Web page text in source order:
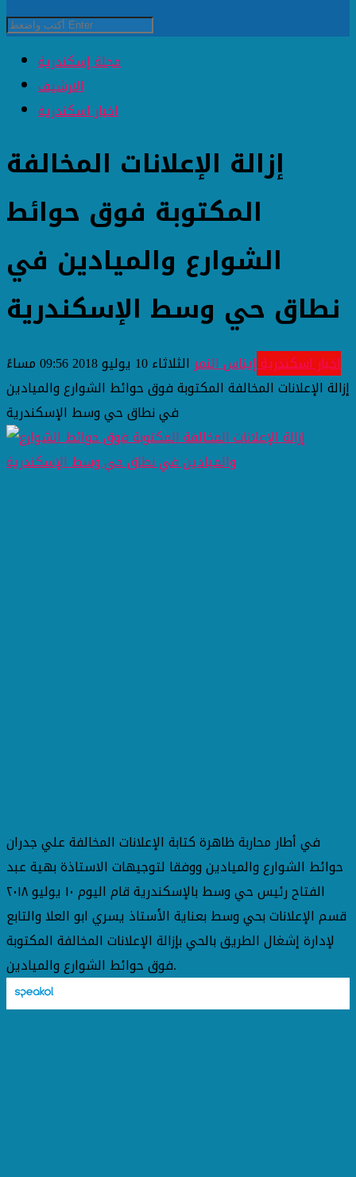
مجلة إسكندرية
الارشيف
اخبار اسكندرية
إزالة الإعلانات المخالفة
المكتوبة فوق حوائط
الشوارع والميادين في
نطاق حي وسط الإسكندرية
اخبار اسكندريةإيناس النمر الثلاثاء 10 يوليو 2018 09:56 مساءً
إزالة الإعلانات المخالفة المكتوبة فوق حوائط الشوارع والميادين
في نطاق حي وسط الإسكندرية
في أطار محاربة ظاهرة كتابة الإعلانات المخالفة علي جدران
حوائط الشوارع والميادين ووفقا لتوجيهات الاستاذة بهية عبد
الفتاح رئيس حي وسط بالإسكندرية قام اليوم ١٠ يوليو ٢٠١٨
قسم الإعلانات بحي وسط بعناية الأستاذ يسري ابو العلا والتابع
لإدارة إشغال الطريق بالحي بإزالة الإعلانات المخالفة المكتوبة
فوق حوائط الشوارع والميادين.